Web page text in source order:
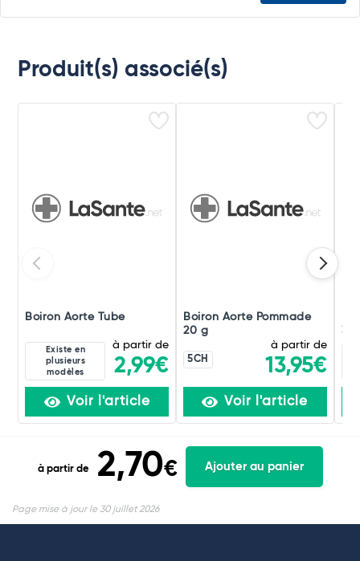
Produit(s) associé(s)
Boiron Aorte Tube
Existe en
plusieurs
modèles
à partir de
2,99€
Voir l'article
Boiron Aorte Pommade
20 g
5CH
à partir de
13,95€
Voir l'article
30
à partir de 2,70€ Ajouter au panier
Page mise à jour le 30 juillet 2026